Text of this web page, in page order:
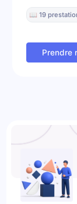
📖 19
Prendre